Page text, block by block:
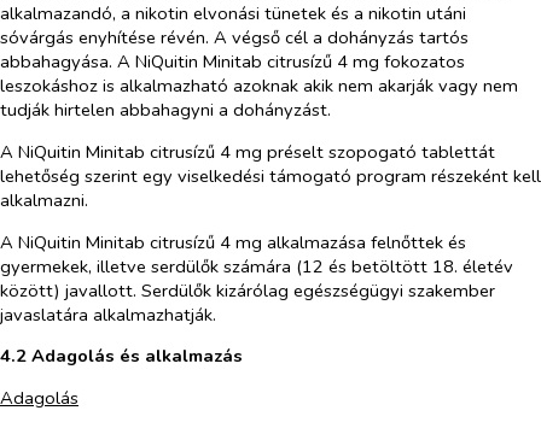
alkalmazandó, a nikotin elvonási tünetek és a nikotin utáni
sóvárgás enyhítése révén. A végső cél a dohányzás tartós
abbahagyása. A NiQuitin Minitab citrusízű 4 mg fokozatos
leszokáshoz is alkalmazható azoknak akik nem akarják vagy nem
tudják hirtelen abbahagyni a dohányzást.
A NiQuitin Minitab citrusízű 4 mg préselt szopogató tablettát
lehetőség szerint egy viselkedési támogató program részeként kell
alkalmazni.
A NiQuitin Minitab citrusízű 4 mg alkalmazása felnőttek és
gyermekek, illetve serdülők számára (12 és betöltött 18. életév
között) javallott. Serdülők kizárólag egészségügyi szakember
javaslatára alkalmazhatják.
4.2 Adagolás és alkalmazás
Adagolás